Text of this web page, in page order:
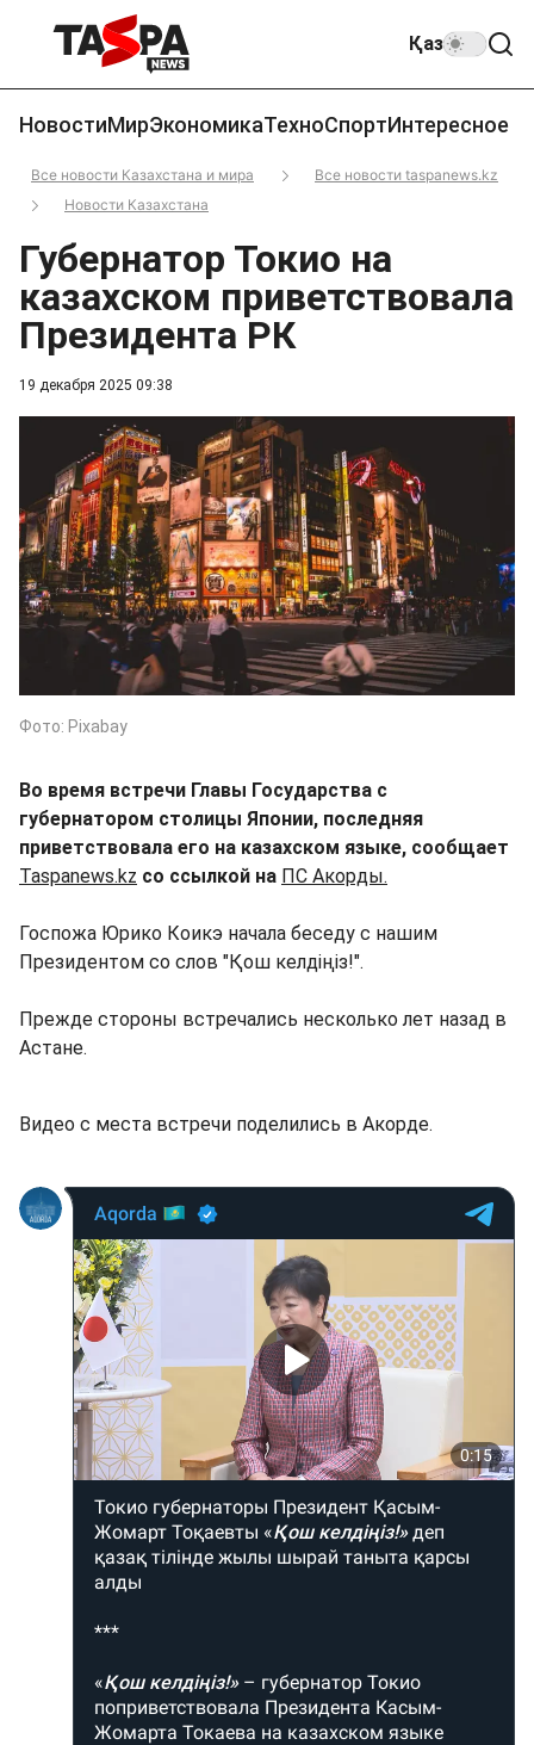
Қаз
НовостиМирЭкономикаТехноСпортИнтересное
Все новости Казахстана и мира
Все новости taspanews.kz
Новости Казахстана
19 декабря 2025 09:38
Губернатор Токио на
казахском приветствовала
Президента РК
Фото: Pixabay
Во время встречи Главы Государства с
губернатором столицы Японии, последняя
приветствовала его на казахском языке, сообщает
Taspanews.kz со ссылкой на ПС Акорды.
Госпожа Юрико Коикэ начала беседу с нашим
Президентом со слов "Қош келдіңіз!".
Прежде стороны встречались несколько лет назад в
Астане.
Видео с места встречи поделились в Акорде.